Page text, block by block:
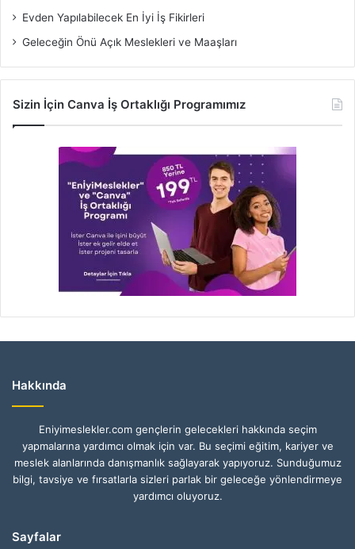
Evden Yapılabilecek En İyi İş Fikirleri
Geleceğin Önü Açık Meslekleri ve Maaşları
Sizin İçin Canva İş Ortaklığı Programımız
Hakkında
Eniyimeslekler.com gençlerin gelecekleri hakkında seçim
yapmalarına yardımcı olmak için var. Bu seçimi eğitim, kariyer ve
meslek alanlarında danışmanlık sağlayarak yapıyoruz. Sunduğumuz
bilgi, tavsiye ve fırsatlarla sizleri parlak bir geleceğe yönlendirmeye
yardımcı oluyoruz.
Sayfalar